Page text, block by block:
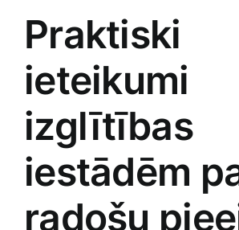
Praktiski⁢
ieteikumi
‍izglītības ​
iestādēm
radošu